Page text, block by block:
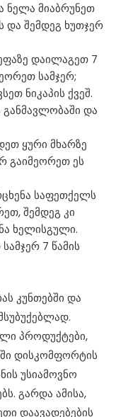
ნელა მი­აბ­რუ­ნეთ
და შემ­დეგ ხუთ­ჯერ
დაილაგეთ 7
სამჯერ;
ნიკაპის ქვეშ.
განმავლობაში და
ყური მხარ­ზე
გა­ი­მე­ო­რეთ ეს
საფეთქელს
შემდეგ კი
ხელისგული.
7 წამის
კუნ­თებ­ში და
პროდუქტები,
დისკომფორტის
უსიამოვნო
გარდა ამისა,
დაავადებების